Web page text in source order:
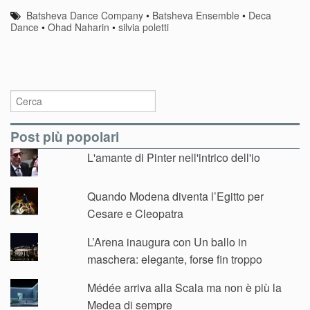
Batsheva Dance Company • Batsheva Ensemble • Deca
Dance • Ohad Naharin • silvia poletti
Post più popolari
L'amante di Pinter nell'intrico dell'io
Quando Modena diventa l’Egitto per
Cesare e Cleopatra
L’Arena inaugura con Un ballo in
maschera: elegante, forse fin troppo
Médée arriva alla Scala ma non è più la
Medea di sempre